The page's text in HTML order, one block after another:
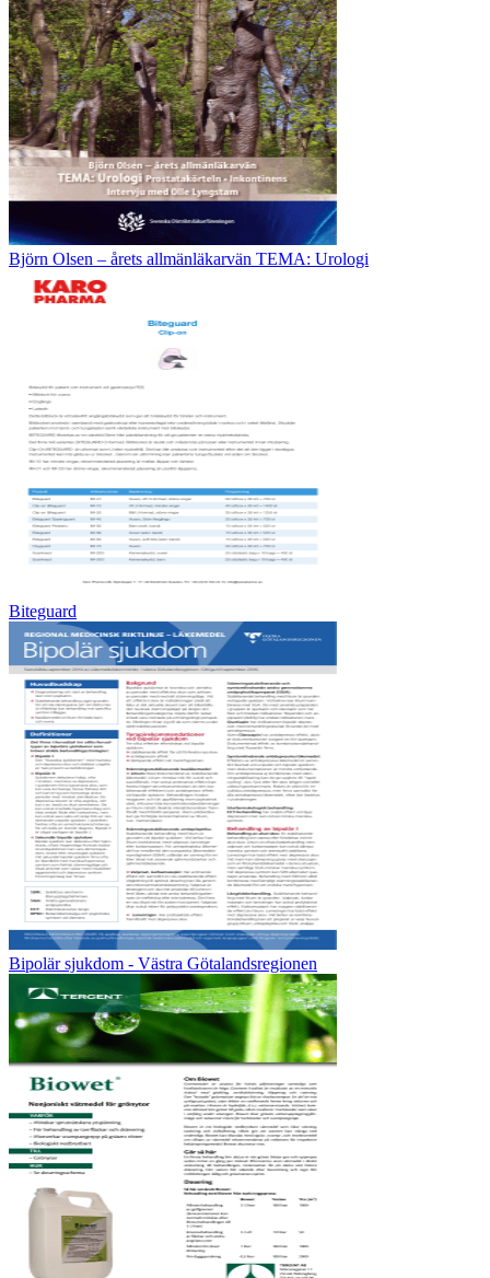
Björn Olsen – årets allmänläkarvän TEMA: Urologi
Biteguard
Bipolär sjukdom - Västra Götalandsregionen